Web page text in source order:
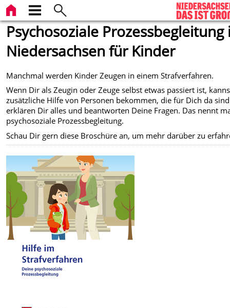
Psychosoziale Prozessbegleitung
Niedersachsen für Kinder
Manchmal werden Kinder Zeugen in einem Strafverfahren.
Wenn Dir als Zeugin oder Zeuge selbst etwas passiert ist,
zusätzliche Hilfe von Personen bekommen, die für Dich da
erklären Dir alles und beantworten Deine Fragen. Das nennt
psychosoziale Prozessbegleitung.
Schau Dir gern diese Broschüre an, um mehr darüber zu